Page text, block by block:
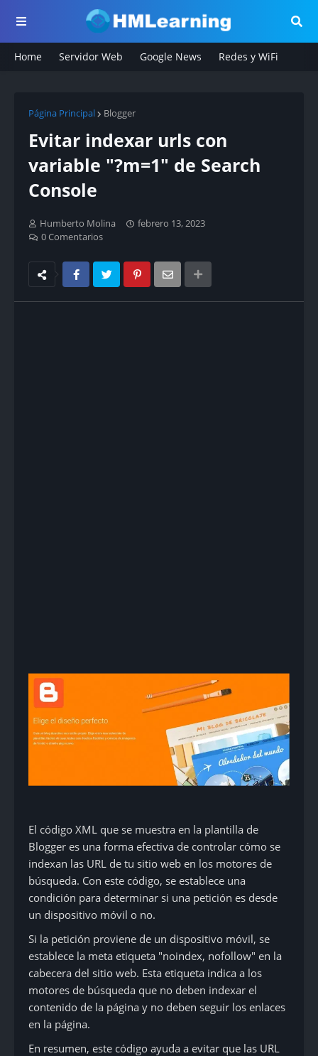
Home Servidor Web Google News Redes y WiFi
Página Principal Blogger
Evitar indexar urls con
variable "?m=1" de Search
Console
Humberto Molina
febrero 13, 2023
0 Comentarios
El código XML que se muestra en la plantilla de
Blogger es una forma efectiva de controlar cómo se
indexan las URL de tu sitio web en los motores de
búsqueda. Con este código, se establece una
condición para determinar si una petición es desde
un dispositivo móvil o no.
Si la petición proviene de un dispositivo móvil, se
establece la meta etiqueta "noindex, nofollow" en la
cabecera del sitio web. Esta etiqueta indica a los
motores de búsqueda que no deben indexar el
contenido de la página y no deben seguir los enlaces
en la página.
En resumen, este código ayuda a evitar que las URL